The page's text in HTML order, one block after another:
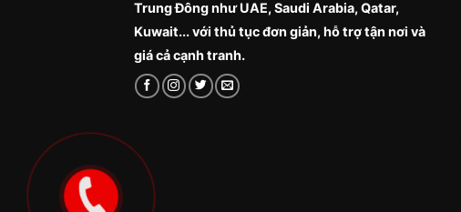
Trung Đông như UAE, Saudi Arabia, Qatar,
Kuwait... với thủ tục đơn giản, hỗ trợ tận nơi và
giá cả cạnh tranh.